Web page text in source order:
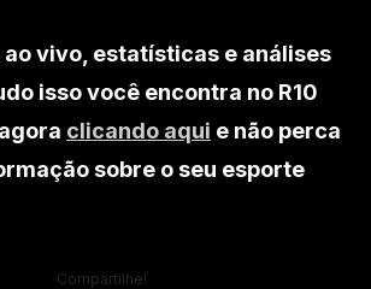
ao vivo, estatísticas e análises
isso você encontra no R10
clicando aqui e não perca
sobre o seu esporte
Compartilhe!